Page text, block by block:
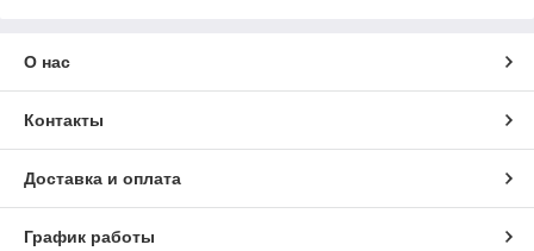
О нас
Контакты
Доставка и оплата
График работы